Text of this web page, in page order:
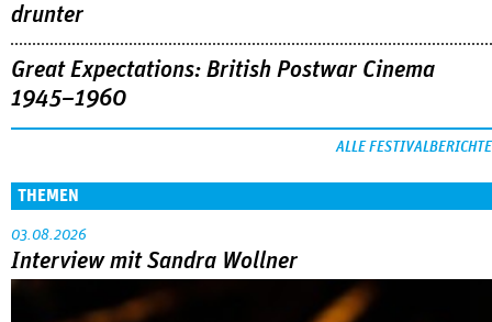
drunter
Great Expectations: British Postwar Cinema
1945–1960
ALLE FESTIVALBERICHTE
THEMEN
03.08.2026
Interview mit Sandra Wollner